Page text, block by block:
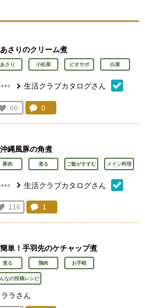
あさりのクリーム煮
あさり 小松菜 ビオサポ 白菜
生活クラブカタログさん
お気に入り登録：
66
人が登録
コメント：
0
沖縄風豚の角煮
豚肉 煮る ご飯がすすむ メイン料理
生活クラブカタログさん
お気に入り登録：
116
人が登録
コメント：
1
簡単！手羽先のケチャップ煮
煮る 鶏肉 お手軽
なの投稿レシピ
ララさん